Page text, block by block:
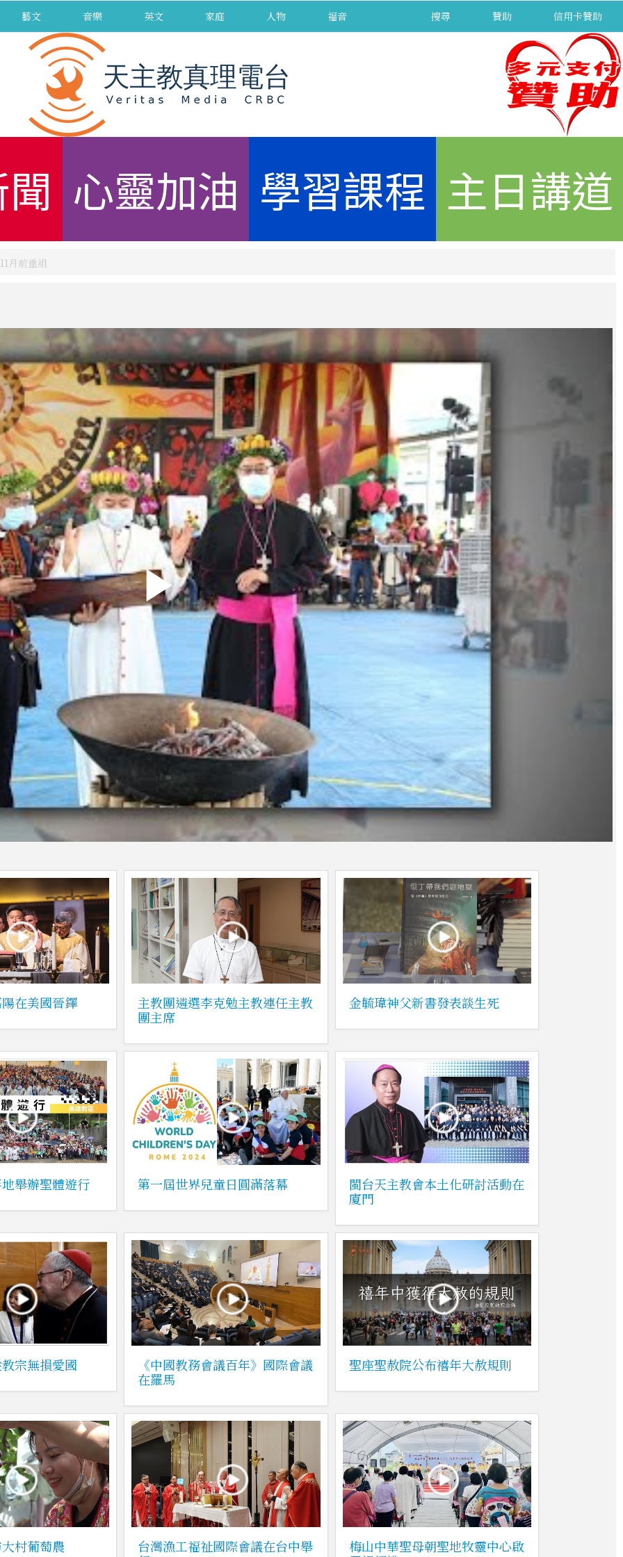
藝文 音樂 英文 家庭 人物 福音 搜尋 贊助 信用卡贊助
心靈加油 學習課程 主日講道
月前重組
在美國晉鐸
主教團遴選李克勉主教連任主教
團主席
金毓瑋神父新書發表談生死
舉辦聖體遊行 第一屆世界兒童日圓滿落幕
閩台天主教會本土化研討活動在
廈門
宗無損愛國
《中國教務會議百年》國際會議
在羅馬
聖座聖赦院公布禧年大赦規則
村葡萄農
台灣漁工福祉國際會議在台中舉
梅山中華聖母朝聖地牧靈中心啟